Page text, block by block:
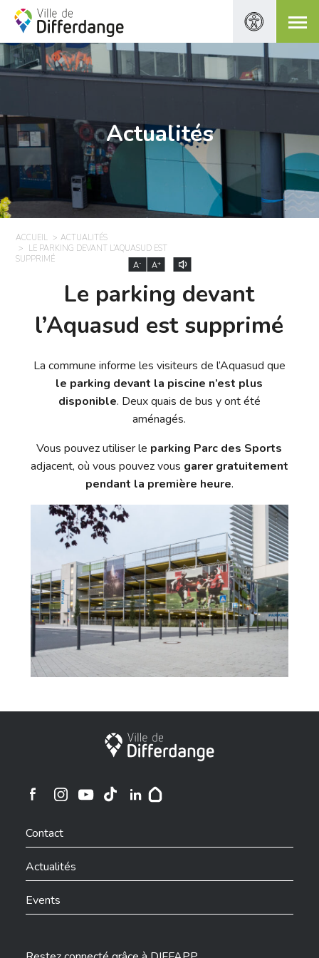
Actualités
ACCUEIL
ACTUALITÉS
LE PARKING DEVANT L’AQUASUD EST
SUPPRIMÉ
A- A+
Le parking devant
l’Aquasud est supprimé
La commune informe les visiteurs de l’Aquasud que
le parking devant la piscine n’est plus
disponible. Deux quais de bus y ont été
aménagés.
Vous pouvez utiliser le parking Parc des Sports
adjacent, où vous pouvez vous garer gratuitement
pendant la première heure.
Ville de Differdange
Ville de Differdange sur Instagram
Contact
Actualités
Events